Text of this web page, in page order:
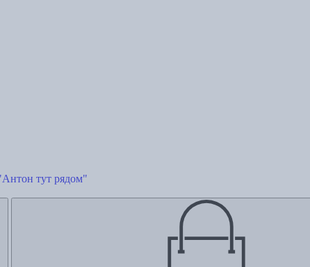
тут рядом"